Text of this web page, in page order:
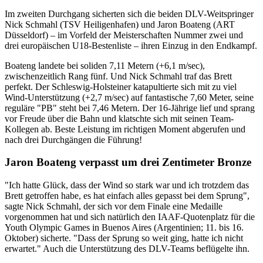
Im zweiten Durchgang sicherten sich die beiden DLV-Weitspringer
Nick Schmahl (TSV Heiligenhafen) und Jaron Boateng (ART
Düsseldorf) – im Vorfeld der Meisterschaften Nummer zwei und
drei europäischen U18-Bestenliste – ihren Einzug in den Endkampf.
Boateng landete bei soliden 7,11 Metern (+6,1 m/sec),
zwischenzeitlich Rang fünf. Und Nick Schmahl traf das Brett
perfekt. Der Schleswig-Holsteiner katapultierte sich mit zu viel
Wind-Unterstützung (+2,7 m/sec) auf fantastische 7,60 Meter, seine
reguläre "PB" steht bei 7,46 Metern. Der 16-Jährige lief und sprang
vor Freude über die Bahn und klatschte sich mit seinen Team-
Kollegen ab. Beste Leistung im richtigen Moment abgerufen und
nach drei Durchgängen die Führung!
Jaron Boateng verpasst um drei Zentimeter Bronze
"Ich hatte Glück, dass der Wind so stark war und ich trotzdem das
Brett getroffen habe, es hat einfach alles gepasst bei dem Sprung",
sagte Nick Schmahl, der sich vor dem Finale eine Medaille
vorgenommen hat und sich natürlich den IAAF-Quotenplatz für die
Youth Olympic Games in Buenos Aires (Argentinien; 11. bis 16.
Oktober) sicherte. "Dass der Sprung so weit ging, hatte ich nicht
erwartet." Auch die Unterstützung des DLV-Teams beflügelte ihn.